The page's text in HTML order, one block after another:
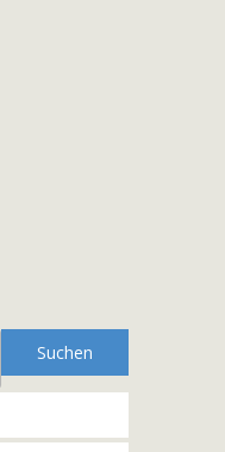
Suchen